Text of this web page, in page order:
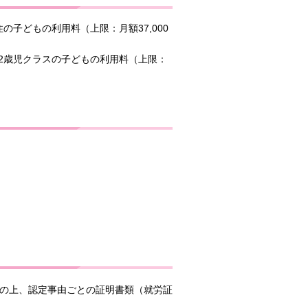
子どもの利用料（上限：月額37,000
児クラスの子どもの利用料（上限：
上、認定事由ごとの証明書類（就労証